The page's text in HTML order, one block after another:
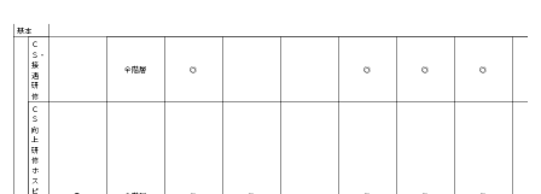
基本
Ｃ
Ｓ・
接
遇
研
修
全階層 ◎ ◎ ◎ ◎
Ｃ
Ｓ
向
上
研
修
ホ
ス
ピ